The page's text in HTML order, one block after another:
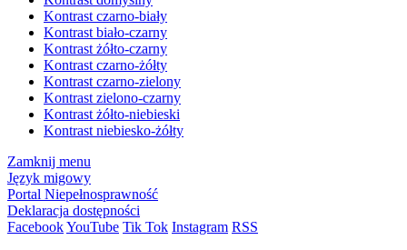
Kontrast czarno-biały
Kontrast biało-czarny
Kontrast żółto-czarny
Kontrast czarno-żółty
Kontrast czarno-zielony
Kontrast zielono-czarny
Kontrast żółto-niebieski
Kontrast niebiesko-żółty
Zamknij menu
Język migowy
Portal Niepełnosprawność
Deklaracja dostępności
FacebookYouTube Tik Tok Instagram RSS